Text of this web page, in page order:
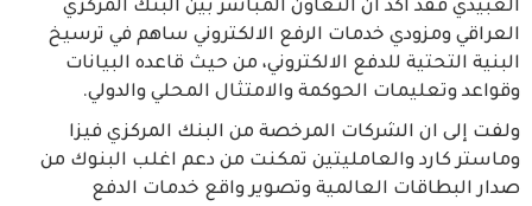
العبيدي فقد اكد ان التعاون المباشر بين البنك المركزي
العراقي ومزودي خدمات الرفع الالكتروني ساهم في ترسيخ
البنية التحتية للدفع الالكتروني، من حيث قاعده البيانات
وقواعد وتعليمات الحوكمة والامتثال المحلي والدولي.
ولفت إلى ان الشركات المرخصة من البنك المركزي فيزا
وماستر كارد والعامليتين تمكنت من دعم اغلب البنوك من
صدار البطاقات العالمية وتصوير واقع خدمات الدفع